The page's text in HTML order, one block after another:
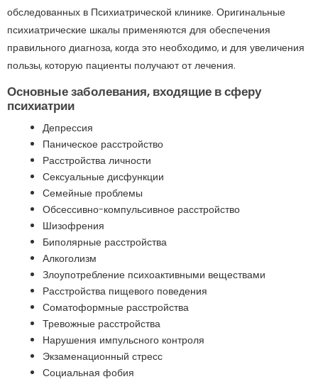
обследованных в Психиатрической клинике. Оригинальные
психиатрические шкалы применяются для обеспечения
правильного диагноза, когда это необходимо, и для увеличения
пользы, которую пациенты получают от лечения.
Основные заболевания, входящие в сферу
психиатрии
Депрессия
Паническое расстройство
Расстройства личности
Сексуальные дисфункции
Семейные проблемы
Обсессивно-компульсивное расстройство
Шизофрения
Биполярные расстройства
Алкоголизм
Злоупотребление психоактивными веществами
Расстройства пищевого поведения
Соматоформные расстройства
Тревожные расстройства
Нарушения импульсного контроля
Экзаменационный стресс
Социальная фобия